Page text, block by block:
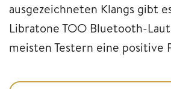
ausgezeichneten Klangs gibt
Libratone TOO Bluetooth-
meisten Testern eine positive